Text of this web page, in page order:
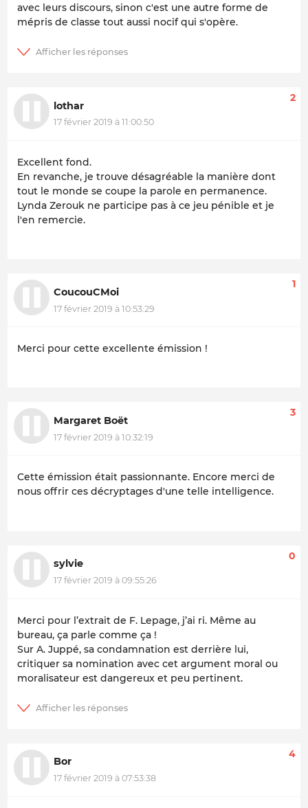
avec leurs discours, sinon c'est une autre forme de
mépris de classe tout aussi nocif qui s'opère.
lothar
17 février 2019 à 11:00:50
2
Excellent fond.
En revanche, je trouve désagréable la manière dont
tout le monde se coupe la parole en permanence.
Lynda Zerouk ne participe pas à ce jeu pénible et je
l'en remercie.
CoucouCMoi
17 février 2019 à 10:53:29
1
Merci pour cette excellente émission !
Margaret Boët
17 février 2019 à 10:32:19
3
Cette émission était passionnante. Encore merci de
nous offrir ces décryptages d'une telle intelligence.
sylvie
17 février 2019 à 09:55:26
0
Merci pour l’extrait de F. Lepage, j’ai ri. Même au
bureau, ça parle comme ça !
Sur A. Juppé, sa condamnation est derrière lui,
critiquer sa nomination avec cet argument moral ou
moralisateur est dangereux et peu pertinent.
Bor
17 février 2019 à 07:53:38
4